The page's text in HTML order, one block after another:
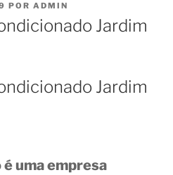
POR ADMIN
Jardim
Jardim
uma empresa